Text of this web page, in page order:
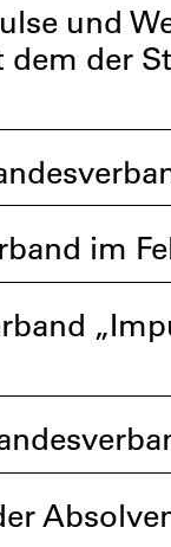
und
der
im